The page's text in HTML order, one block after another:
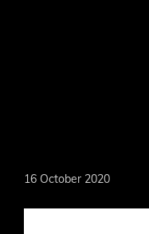
16 October 2020